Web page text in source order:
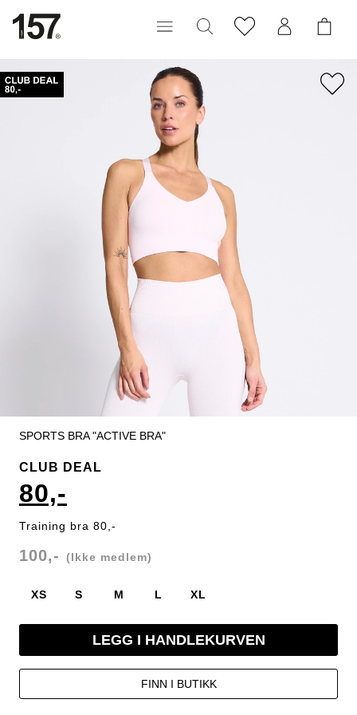
SPORTS BRA "ACTIVE BRA"
CLUB DEAL
Training bra 80,-
80,-
100,- (Ikke medlem)
XS S M L XL
LEGG I HANDLEKURVEN
FINN I BUTIKK